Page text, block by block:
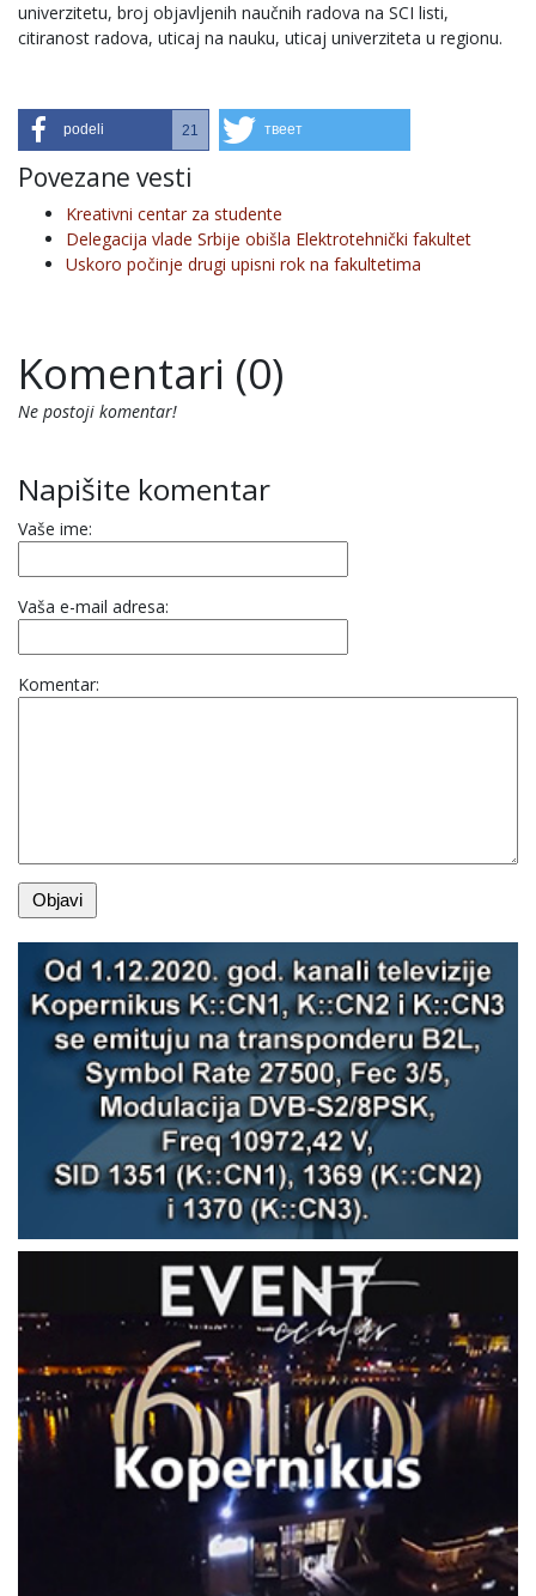
univerzitetu, broj objavljenih naučnih radova na SCI listi,
citiranost radova, uticaj na nauku, uticaj univerziteta u regionu.
podeli 21 твеет
Povezane vesti
Kreativni centar za studente
Delegacija vlade Srbije obišla Elektrotehnički fakultet
Uskoro počinje drugi upisni rok na fakultetima
Komentari (0)
Ne postoji komentar!
Napišite komentar
Vaše ime:
Vaša e-mail adresa:
Komentar: